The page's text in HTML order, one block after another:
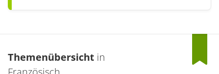
Themenübersicht in